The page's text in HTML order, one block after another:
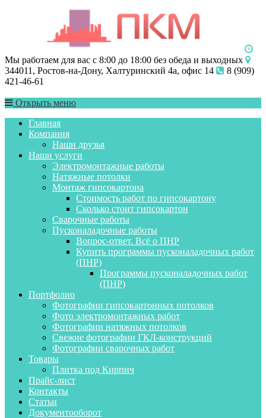
Мы работаем для вас с 8:00 до 18:00 без обеда и выходных
344011, Ростов-на-Дону, Халтуринский 4а, офис 14
8 (909)
421-46-61
Открыть меню
Главная
Компания
Наши друзья
Наши услуги
Электромонтажные работы
Натяжные потолки
Монтаж гипсокартона
Стоимость работ по гипсокартону
Сколько стоит гипсокартон
Сварочные работы
Пусконаладочные работы
Вопрос-ответ. Всё о ПНР
Купить программы пусконаладочных работ
(ПНР)
Программы пусконаладочных работ
(ПНР)
Портфолио
Фотографии гипсокартонных потолков
Фото электромонтажных работ
Фотографии натяжных потолков
Свежие фотографии ГКЛ-конструкций
Фотографии сварочных работ
Товары
Плитка под Кирпич
Прайс-лист
Контакты
Статьи
Документооборот